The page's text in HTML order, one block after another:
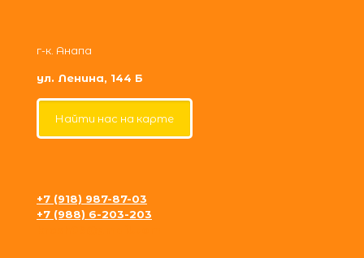
г-к. Анапа
ул. Ленина, 144 Б
Найти нас на карте
+7 (918) 987-87-03
+7 (988) 6-203-203